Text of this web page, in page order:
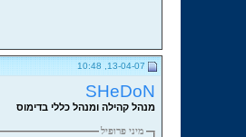
SHeDoN
מנהל קהילה ומנהל כללי בדימוס
מיני פרופיל